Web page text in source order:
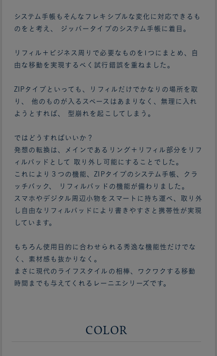
システム手帳もそんなフレキシブルな変化に対応できるも
のをと考え、 ジッパータイプのシステム手帳に着目。
リフィル＋ビジネス周りで必要なものを1つにまとめ、自
由な移動を実現するべく試行錯誤を重ねました。
ZIPタイプといっても、リフィルだけでかなりの場所を取
り、 他のものが入るスペースはあまりなく、無理に入れ
ようとすれば、 型崩れを起こしてしまう。
ではどうすればいいか？
発想の転換は、メインであるリング＋リフィル部分をリフ
ィルパッドとして 取り外し可能にすることでした。
これにより３つの機能、ZIPタイプのシステム手帳、クラ
ッチバック、 リフィルパッドの機能が備わりました。
スマホやデジタル周辺小物をスマートに持ち運べ、取り外
し自由なリフィルパッドにより書きやすさと携帯性が実現
しています。
もちろん使用目的に合わせられる秀逸な機能性だけでな
く、素材感も抜かりなく。
まさに現代のライフスタイルの相棒、ワクワクする移動
時間までも与えてくれるレーニエシリーズです。
COLOR